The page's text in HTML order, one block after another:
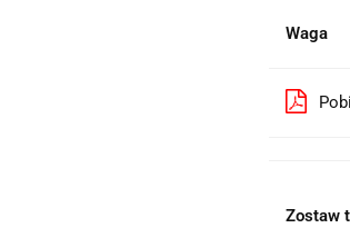
Waga
Zostaw